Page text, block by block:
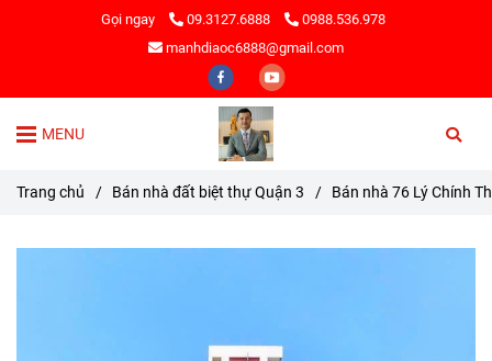
Gọi ngay 09.3127.6888
0988.536.978
manhdiaoc6888@gmail.com
MENU
Trang chủ / Bán nhà đất biệt thự Quận 3 / Bán nhà 76 Lý Chính